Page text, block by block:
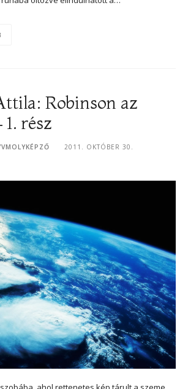
Robinson az
rész
2011. OKTÓBER 30.